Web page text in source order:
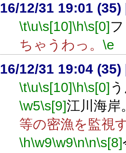
16/12/31 19:01 (35)
\t\u\s[10]\h\s[0]
ちゃうわっ。 \e
16/12/31 19:04 (35)
\t\u\s[10]\h\s[0]
\w5\s[9]江川海岸
等の密漁を監視
\h\w9\w9\n\n\s[8]